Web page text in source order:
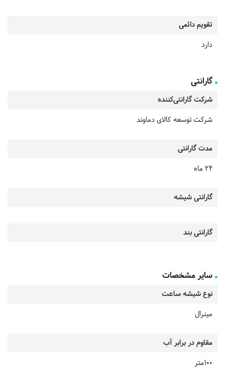
تقویم دائمی
دارد
گارانتی
شرکت گارانتی‌کننده
شرکت توسعه کالای دماوند
مدت گارانتی
24 ماه
گارانتی شیشه
گارانتی بند
سایر مشخصات
نوع شیشه ساعت
مینرال
مقاوم در برابر آب
100متر